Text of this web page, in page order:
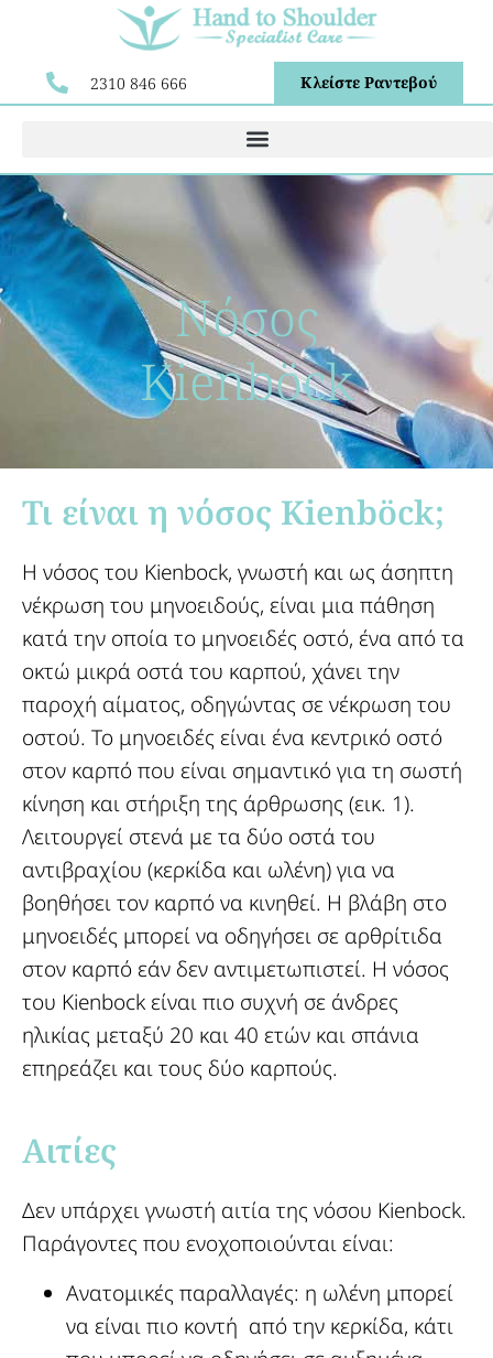
2310 846 666 Κλείστε Ραντεβού
Νόσος
Kienböck​
Τι είναι η νόσος Kienböck;​
Η νόσος του Kienbock, γνωστή και ως άσηπτη
νέκρωση του μηνοειδούς, είναι μια πάθηση
κατά την οποία το μηνοειδές οστό, ένα από τα
οκτώ μικρά οστά του καρπού, χάνει την
παροχή αίματος, οδηγώντας σε νέκρωση του
οστού. Το μηνοειδές είναι ένα κεντρικό οστό
στον καρπό που είναι σημαντικό για τη σωστή
κίνηση και στήριξη της άρθρωσης (εικ. 1).
Λειτουργεί στενά με τα δύο οστά του
αντιβραχίου (κερκίδα και ωλένη) για να
βοηθήσει τον καρπό να κινηθεί. Η βλάβη στο
μηνοειδές μπορεί να οδηγήσει σε αρθρίτιδα
στον καρπό εάν δεν αντιμετωπιστεί. Η νόσος
του Kienbock είναι πιο συχνή σε άνδρες
ηλικίας μεταξύ 20 και 40 ετών και σπάνια
επηρεάζει και τους δύο καρπούς.
Αιτίες​
Δεν υπάρχει γνωστή αιτία της νόσου Kienbock.
Παράγοντες που ενοχοποιούνται είναι:
Ανατομικές παραλλαγές: η ωλένη μπορεί
να είναι πιο κοντή από την κερκίδα, κάτι